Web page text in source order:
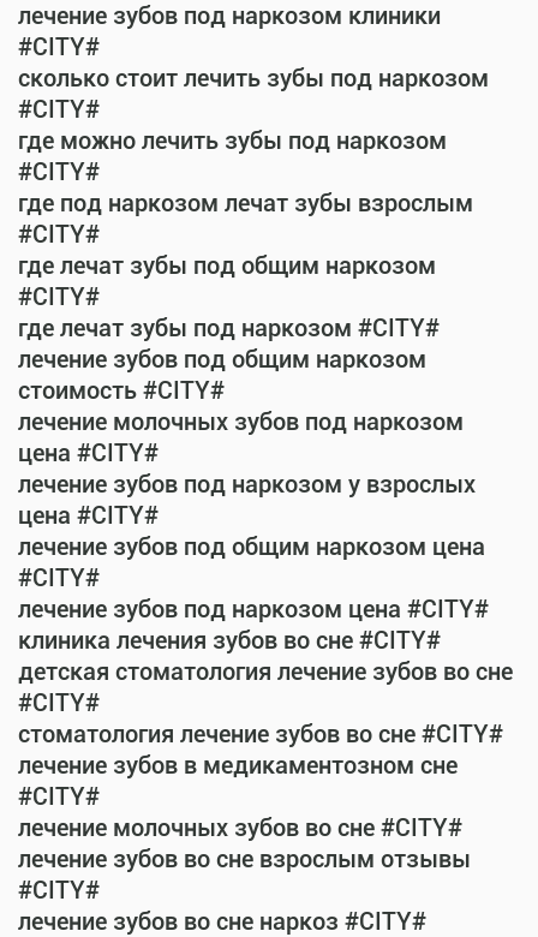
лечение зубов под наркозом клиники
#CITY#
сколько стоит лечить зубы под наркозом
#CITY#
где можно лечить зубы под наркозом
#CITY#
где под наркозом лечат зубы взрослым
#CITY#
где лечат зубы под общим наркозом
#CITY#
где лечат зубы под наркозом #CITY#
лечение зубов под общим наркозом
стоимость #CITY#
лечение молочных зубов под наркозом
цена #CITY#
лечение зубов под наркозом у взрослых
цена #CITY#
лечение зубов под общим наркозом цена
#CITY#
лечение зубов под наркозом цена #CITY#
клиника лечения зубов во сне #CITY#
детская стоматология лечение зубов во сне
#CITY#
стоматология лечение зубов во сне #CITY#
лечение зубов в медикаментозном сне
#CITY#
лечение молочных зубов во сне #CITY#
лечение зубов во сне взрослым отзывы
#CITY#
лечение зубов во сне наркоз #CITY#